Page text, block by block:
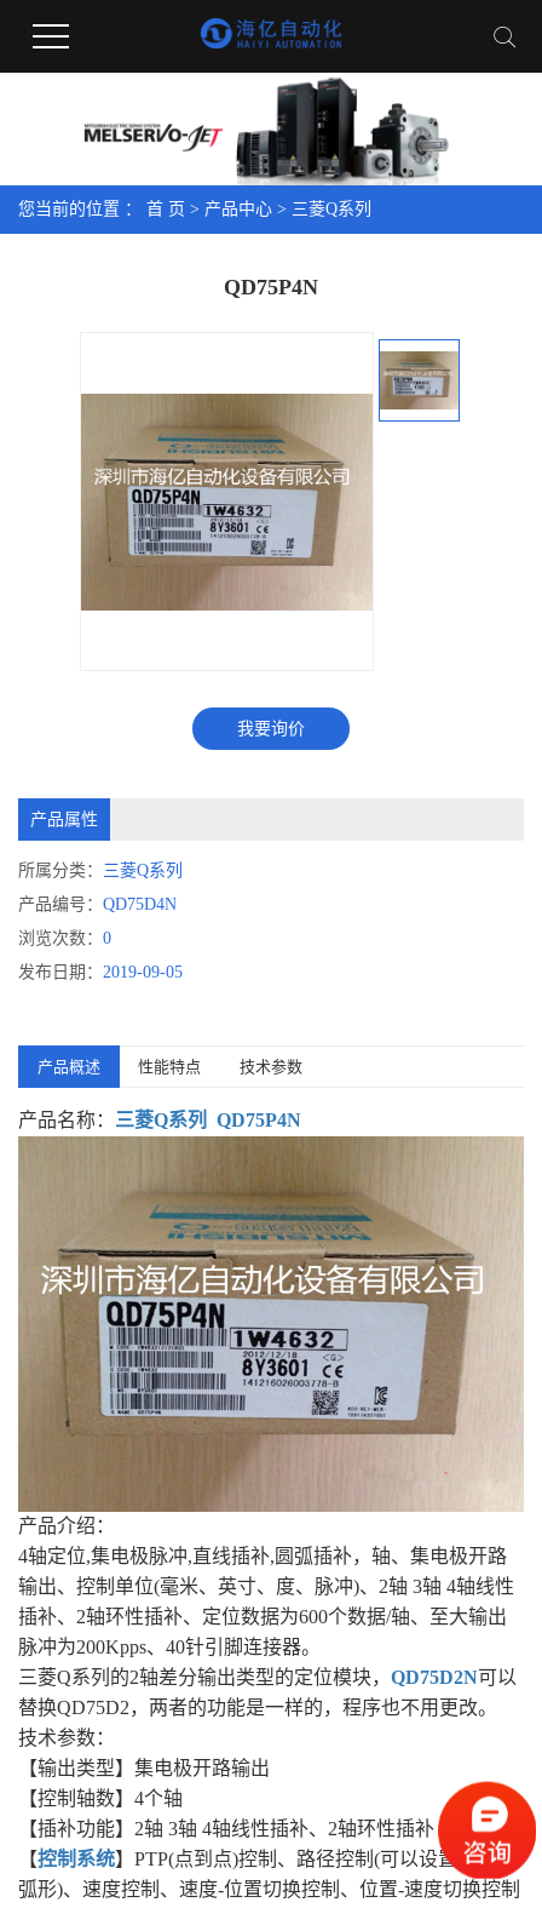
您当前的位置 ： 首 页 > 产品中心 > 三菱Q系列
QD75P4N
我要询价
产品属性
所属分类： 三菱Q系列
产品编号： QD75D4N
浏览次数： 0
发布日期： 2019-09-05
产品概述 性能特点 技术参数
产品名称： 三菱Q系列 QD75P4N
产品介绍：
4轴定位,集电极脉冲,直线插补,圆弧插补，轴、集电极开路
输出、控制单位(毫米、英寸、度、脉冲)、2轴 3轴 4轴线性
插补、2轴环性插补、定位数据为600个数据/轴、至大输出
脉冲为200Kpps、40针引脚连接器。
三菱Q系列的2轴差分输出类型的定位模块， QD75D2N可以
替换QD75D2，两者的功能是一样的，程序也不用更改。
技术参数：
【输出类型】集电极开路输出
【控制轴数】4个轴
【插补功能】2轴 3轴 4轴线性插补、2轴环性插补
【控制系统】PTP(点到点)控制、路径控制(可以设置线性和
弧形)、速度控制、速度-位置切换控制、位置-速度切换控制